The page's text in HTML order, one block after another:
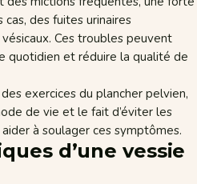
des fuites urinaires
Ces troubles peuvent
quotidien et réduire la qualité de
exercices du plancher pelvien,
de vie et le fait d’éviter les
à soulager ces symptômes.
d’une vessie